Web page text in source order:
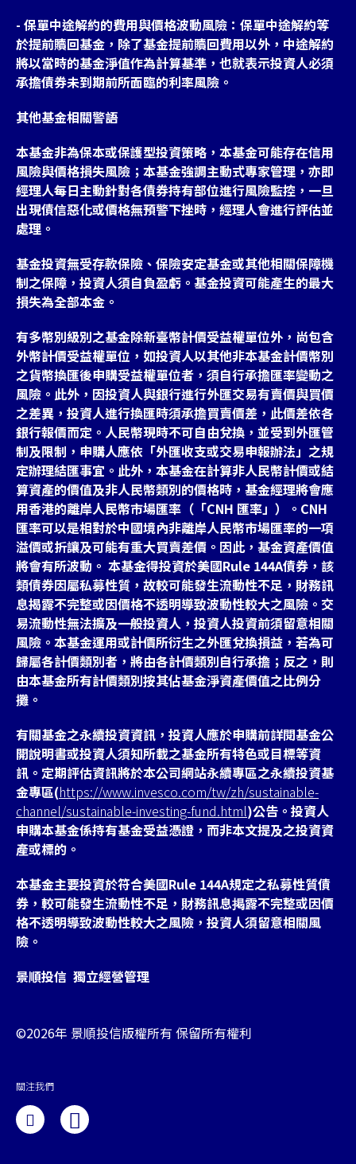
- 保單中途解約的費用與價格波動風險：保單中途解約等
於提前贖回基金，除了基金提前贖回費用以外，中途解約
將以當時的基金淨值作為計算基準，也就表示投資人必須
承擔債券未到期前所面臨的利率風險。
其他基金相關警語
本基金非為保本或保護型投資策略，本基金可能存在信用
風險與價格損失風險；本基金強調主動式專家管理，亦即
經理人每日主動針對各債券持有部位進行風險監控，一旦
出現債信惡化或價格無預警下挫時，經理人會進行評估並
處理。
基金投資無受存款保險、保險安定基金或其他相關保障機
制之保障，投資人須自負盈虧。基金投資可能產生的最大
損失為全部本金。
有多幣別級別之基金除新臺幣計價受益權單位外，尚包含
外幣計價受益權單位，如投資人以其他非本基金計價幣別
之貨幣換匯後申購受益權單位者，須自行承擔匯率變動之
風險。此外，因投資人與銀行進行外匯交易有賣價與買價
之差異，投資人進行換匯時須承擔買賣價差，此價差依各
銀行報價而定。人民幣現時不可自由兌換，並受到外匯管
制及限制，申購人應依「外匯收支或交易申報辦法」之規
定辦理結匯事宜。此外，本基金在計算非人民幣計價或結
算資產的價值及非人民幣類別的價格時，基金經理將會應
用香港的離岸人民幣市場匯率（「CNH 匯率」）。CNH
匯率可以是相對於中國境內非離岸人民幣市場匯率的一項
溢價或折讓及可能有重大買賣差價。因此，基金資產價值
將會有所波動。 本基金得投資於美國Rule 144A債券，該
類債券因屬私募性質，故較可能發生流動性不足，財務訊
息揭露不完整或因價格不透明導致波動性較大之風險。交
易流動性無法擴及一般投資人，投資人投資前須留意相關
風險。本基金運用或計價所衍生之外匯兌換損益，若為可
歸屬各計價類別者，將由各計價類別自行承擔；反之，則
由本基金所有計價類別按其佔基金淨資產價值之比例分
攤。
有關基金之永續投資資訊，投資人應於申購前詳閱基金公
開說明書或投資人須知所載之基金所有特色或目標等資
訊。定期評估資訊將於本公司網站永續專區之永續投資基
金專區(https://www.invesco.com/tw/zh/sustainable-
channel/sustainable-investing-fund.html)公告。投資人
申購本基金係持有基金受益憑證，而非本文提及之投資資
產或標的。
本基金主要投資於符合美國Rule 144A規定之私募性質債
券，較可能發生流動性不足，財務訊息掲露不完整或因價
格不透明導致波動性較大之風險，投資人須留意相關風
險。
景順投信 獨立經營管理
©2026年 景順投信版權所有 保留所有權利
關注我們